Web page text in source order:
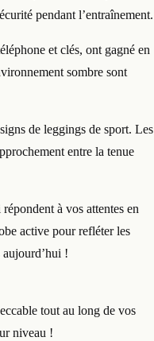
pendant l’entraînement.
et clés, ont gagné en
sombre sont
de leggings de sport. Les
entre la tenue
à vos attentes en
active pour refléter les
aujourd’hui !
tout au long de vos
niveau !